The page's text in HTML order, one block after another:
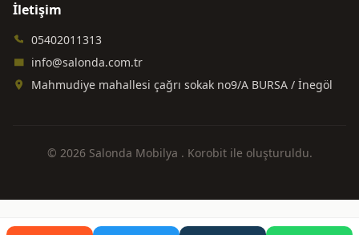
İletişim
05402011313
info@salonda.com.tr
Mahmudiye mahallesi çağrı sokak no9/A BURSA / İnegöl
© 2026 Salonda Mobilya . Korobitile oluşturuldu.